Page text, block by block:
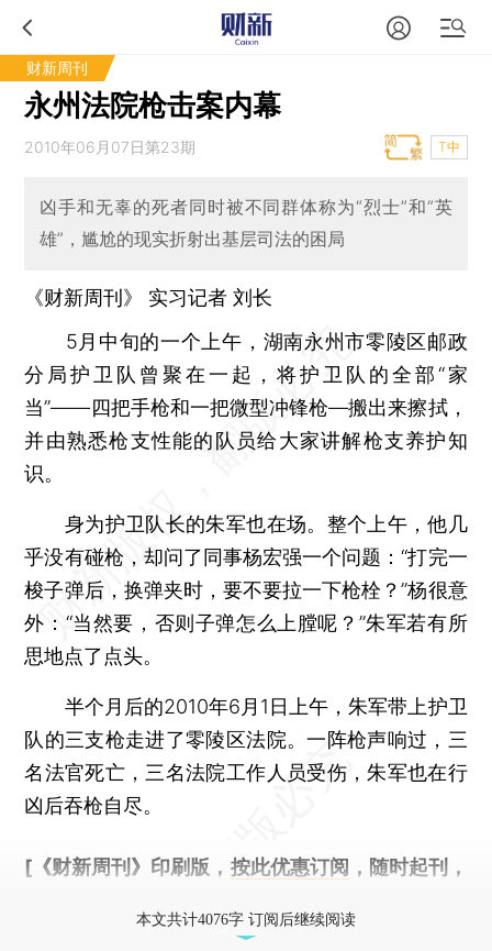
财新周刊
永州法院枪击案内幕
2010年06月07日第23期 T中
凶手和无辜的死者同时被不同群体称为“烈士”和“英
雄”，尴尬的现实折射出基层司法的困局
《财新周刊》 实习记者 刘长
5月中旬的一个上午，湖南永州市零陵区邮政
分局护卫队曾聚在一起，将护卫队的全部“家
当”——四把手枪和一把微型冲锋枪—搬出来擦拭，
并由熟悉枪支性能的队员给大家讲解枪支养护知
识。
身为护卫队长的朱军也在场。整个上午，他几
乎没有碰枪，却问了同事杨宏强一个问题：“打完一
梭子弹后，换弹夹时，要不要拉一下枪栓？”杨很意
外：“当然要，否则子弹怎么上膛呢？”朱军若有所
思地点了点头。
半个月后的2010年6月1日上午，朱军带上护卫
队的三支枪走进了零陵区法院。一阵枪声响过，三
名法官死亡，三名法院工作人员受伤，朱军也在行
凶后吞枪自尽。
[《财新周刊》印刷版， 按此优惠订阅 ，随时起刊，
本文共计4076字 订阅后继续阅读